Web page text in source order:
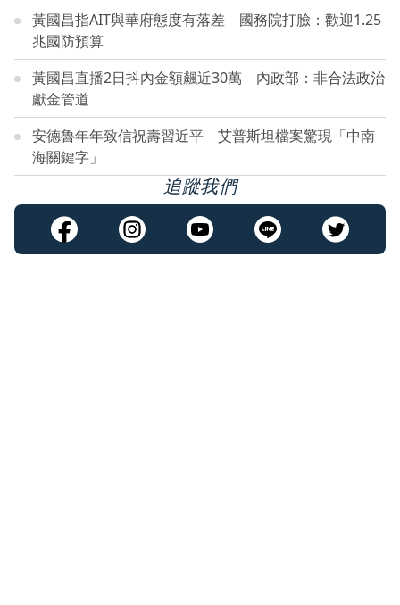
黃國昌指AIT與華府態度有落差 國務院打臉：歡迎1.25
兆國防預算
黃國昌直播2日抖內金額飆近30萬 內政部：非合法政治
獻金管道
安德魯年年致信祝壽習近平 艾普斯坦檔案驚現「中南
海關鍵字」
追蹤我們